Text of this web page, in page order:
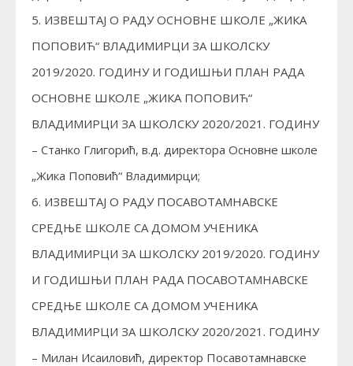
5. ИЗВЕШТАЈ О РАДУ ОСНОВНЕ ШКОЛЕ „ЖИКА
ПОПОВИЋ“ ВЛАДИМИРЦИ ЗА ШКОЛСКУ
2019/2020. ГОДИНУ И ГОДИШЊИ ПЛАН РАДА
ОСНОВНЕ ШКОЛЕ „ЖИКА ПОПОВИЋ“
ВЛАДИМИРЦИ ЗА ШКОЛСКУ 2020/2021. ГОДИНУ
– Станко Глигорић, в.д. директора Основне школе
„Жика Поповић“ Владимирци;
6. ИЗВЕШТАЈ О РАДУ ПОСАВОТАМНАВСКЕ
СРЕДЊЕ ШКОЛЕ СА ДОМОМ УЧЕНИКА
ВЛАДИМИРЦИ ЗА ШКОЛСКУ 2019/2020. ГОДИНУ
И ГОДИШЊИ ПЛАН РАДА ПОСАВОТАМНАВСКЕ
СРЕДЊЕ ШКОЛЕ СА ДОМОМ УЧЕНИКА
ВЛАДИМИРЦИ ЗА ШКОЛСКУ 2020/2021. ГОДИНУ
– Милан Исаиловић, директор Посавотамнавске